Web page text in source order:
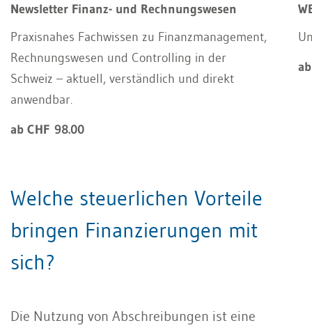
Newsletter Finanz- und Rechnungswesen
Praxisnahes Fachwissen zu Finanzmanagement,
Rechnungswesen und Controlling in der
Schweiz – aktuell, verständlich und direkt
anwendbar.
ab CHF 98.00
Welche steuerlichen Vorteile
bringen Finanzierungen mit
sich?
Die Nutzung von Abschreibungen ist eine